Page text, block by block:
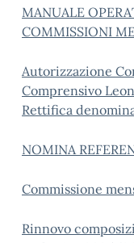
MANUALE
COMMISSIONI
Autorizzazione
Comprensivo
Rettifica
NOMINA
Commissione
Rinnovo